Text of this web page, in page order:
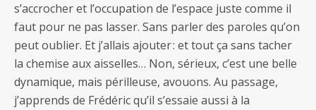
s’accrocher et l’occupation de l’espace juste comme il
faut pour ne pas lasser. Sans parler des paroles qu’on
peut oublier. Et j’allais ajouter : et tout ça sans tacher
la chemise aux aisselles… Non, sérieux, c’est une belle
dynamique, mais périlleuse, avouons. Au passage,
j’apprends de Frédéric qu’il s’essaie aussi à la